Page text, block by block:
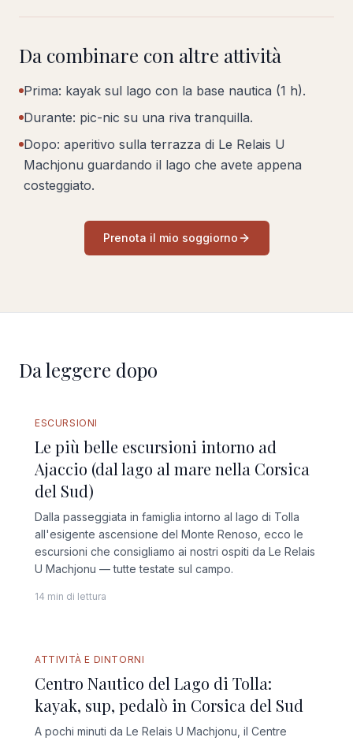
Da combinare con altre attività
Prima: kayak sul lago con la base nautica (1 h).
Durante: pic-nic su una riva tranquilla.
Dopo: aperitivo sulla terrazza di Le Relais U
Machjonu guardando il lago che avete appena
costeggiato.
Prenota il mio soggiorno
Da leggere dopo
GUIDA COMPLETA
ESCURSIONI
Le più belle escursioni intorno ad
Ajaccio (dal lago al mare nella Corsica
del Sud)
Dalla passeggiata in famiglia intorno al lago di Tolla
all'esigente ascensione del Monte Renoso, ecco le
escursioni che consigliamo ai nostri ospiti da Le Relais
U Machjonu — tutte testate sul campo.
14 min di lettura
ATTIVITÀ E DINTORNI
Centro Nautico del Lago di Tolla:
kayak, sup, pedalò in Corsica del Sud
A pochi minuti da Le Relais U Machjonu, il Centre